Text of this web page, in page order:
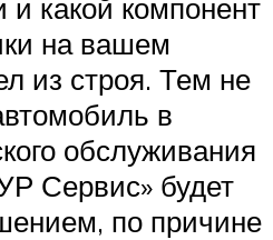
и какой компонент
на вашем
из строя. Тем не
в
обслуживания
Сервис» будет
по причине